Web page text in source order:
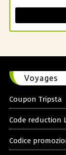
Voyages
Coupon Tripsta
Code reduction
Codice